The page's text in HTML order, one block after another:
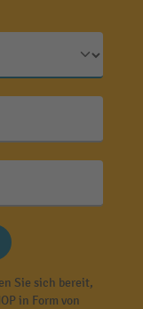
Sie sich bereit,
in Form von